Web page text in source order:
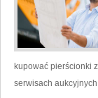
kupować pierścionki
serwisach